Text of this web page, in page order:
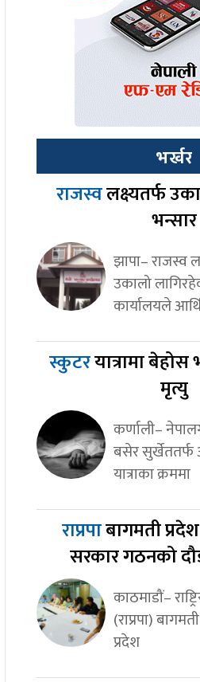
भर्खर
राजस्वलक्ष्यतर्फ
भन्सार
झापा– राजस्व
उकालो
कार्यालयले
स्कुटरयात्रामा
मृत्यु
कर्णाली–
बसेर
यात्राका क्रममा
राप्रपाबागमती
सरकार गठनको
काठमाडौं–
(राप्रपा)
प्रदेश